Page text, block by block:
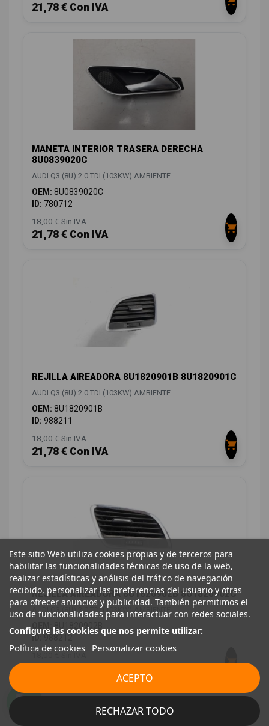
21,78 € Con IVA
MANETA INTERIOR TRASERA DERECHA
8U0839020C
AUDI Q3 (8U) 2.0 TDI (103KW) AMBIENTE
OEM: 8U0839020C
ID: 780712
18,00 € Sin IVA
21,78 € Con IVA
REJILLA AIREADORA 8U1820901B 8U1820901C
AUDI Q3 (8U) 2.0 TDI (103KW) AMBIENTE
OEM: 8U1820901B
ID: 988211
18,00 € Sin IVA
21,78 € Con IVA
REJILLA AIREADORA 8U1820902B 8U1820902C
AUDI Q3 (8U) 2.0 TDI (103KW) AMBIENTE
8U1820902B
ID:
18,00 € Sin IVA
MOTOR / ADMISIÓN / ESCAPE
Este sitio Web utiliza cookies propias y de terceros para
habilitar las funcionalidades técnicas de uso de la web,
realizar estadísticas y análisis del tráfico de navegación
recibido, personalizar las preferencias del usuario y otras
para ofrecer anuncios y publicidad. También permitimos el
uso de funcionalidades para interactuar con redes sociales.
Configure las cookies que nos permite utilizar:
Política de cookies Personalizar cookies
RECHAZAR TODO
ACEPTO